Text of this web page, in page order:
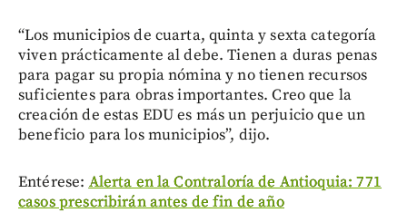
“Los municipios de cuarta, quinta y sexta categoría
viven prácticamente al debe. Tienen a duras penas
para pagar su propia nómina y no tienen recursos
suficientes para obras importantes. Creo que la
creación de estas EDU es más un perjuicio que un
beneficio para los municipios”, dijo.
Entérese: Alerta en la Contraloría de Antioquia: 771
casos prescribirán antes de fin de año